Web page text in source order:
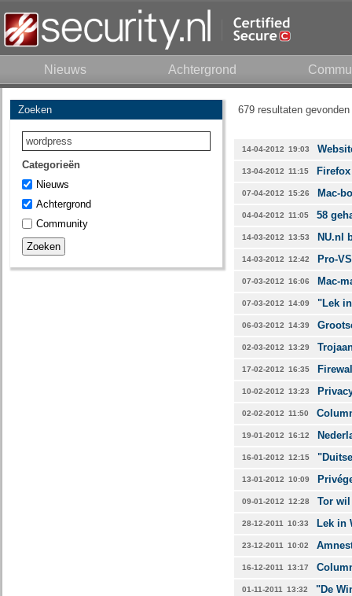
Nieuws Achtergrond
Zoeken
Categorieën
Nieuws
Achtergrond
Community
679 resultaten
14-04-2012 19:03
13-04-2012 11:15
07-04-2012 15:26 Mac-
04-04-2012 11:05 58
14-03-2012 13:53 NU.nl
14-03-2012 12:42 Pro-
07-03-2012 16:06 Mac-
07-03-2012 14:09 "Lek
06-03-2012 14:39
02-03-2012 13:29
17-02-2012 16:35
10-02-2012 13:23
02-02-2012 11:50
19-01-2012 16:12
16-01-2012 12:15
13-01-2012 10:09
09-01-2012 12:28 Tor
28-12-2011 10:33 Lek in
23-12-2011 10:02
16-12-2011 13:17
01-11-2011 13:32 "De